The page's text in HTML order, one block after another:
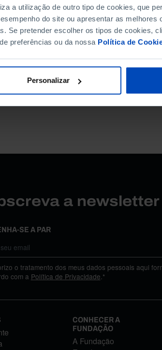
a utilização de outro tipo de cookies, que
do site ou apresentar as melhores
Se pretender escolher os tipos de cookies,
preferências ou da nossa Política de
Personalizar
DE FIM
a
SE A PAR
o tratamento dos meus dados pessoais aqui
com a Política de Privacidade.*
CONHECER A
FUNDAÇÃO
A Fundação